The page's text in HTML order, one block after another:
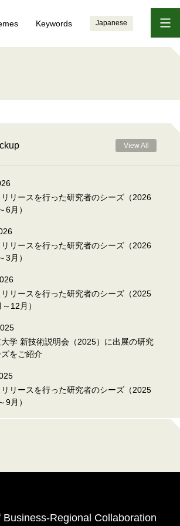
Keywords Japanese
View All
リースを行った研究者のシーズ（2026
6月）
リースを行った研究者のシーズ（2026
3月）
リースを行った研究者のシーズ（2025
12月）
学 新技術説明会（2025）に出展の研究
をご紹介
リースを行った研究者のシーズ（2025
9月）
Regional Collaboration